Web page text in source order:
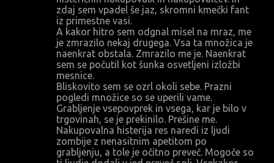
zdaj sem vpadel še jaz, skromni kmečki fant
iz primestne vasi.
A kakor hitro sem odgnal misel na mraz, me
je zmrazilo nekaj drugega. Vsa ta množica je
naenkrat obstala. Zmrazilo me je. Naenkrat
sem se počutil kot šunka osvetljeni izložbi
mesnice.
Bliskovito sem se ozrl okoli sebe. Prazni
pogledi množice so se uperili vame.
Grabljenje vsepovprek in vsega, kar je bilo v
trgovinah, se je prekinilo. Prešine me.
Nakupovalna histerija res naredi iz ljudi
zombije z nenasitnim apetitom po
grabljenju, a tole je očitno preveč. Mogoče so